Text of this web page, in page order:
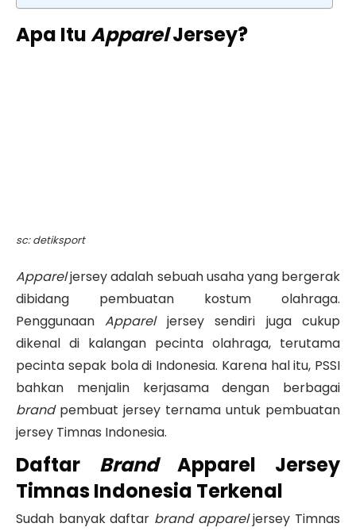
Apa ItuApparelJersey?
sc: detiksport
Appareljersey adalah sebuah usaha yang bergerak
dibidang pembuatan kostum olahraga.
PenggunaanApparel jersey sendiri juga cukup
dikenal di kalangan pecinta olahraga, terutama
pecinta sepak bola di Indonesia. Karena hal itu, PSSI
bahkan menjalin kerjasama dengan berbagai
brandpembuat jersey ternama untuk pembuatan
jersey Timnas Indonesia.
Daftar BrandApparel Jersey
Timnas Indonesia Terkenal
Sudah banyak daftar brand appareljersey Timnas